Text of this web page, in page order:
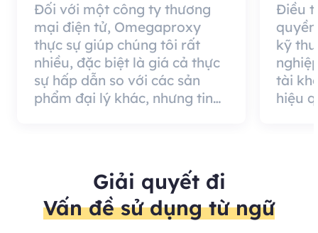
Đối với một công ty thương
mại điện tử, Omegaproxy
thực sự giúp chúng tôi rất
nhiều, đặc biệt là giá cả thực
sự hấp dẫn so với các sản
phẩm đại lý khác, nhưng tin
Điều
kỹ
tài
hiệu
Giải quyết đi
Vấn đề sử dụng từ ngữ